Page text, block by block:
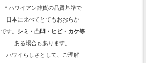
＊ハワイアン雑貨の品質基準で
日本に比べてとてもおおらか
です。
シミ・凸凹・ヒビ・カケ等
ある場合もあります。
ハワイらしさとして、
ご理解